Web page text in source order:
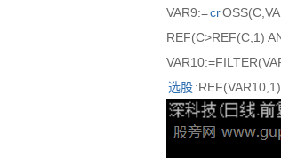
VAR9:=cr
REF(C>REF(C,1)
选股